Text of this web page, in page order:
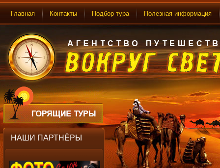
Главная Контакты Подбор тура Полезная информация
НАШИ ПАРТНЁРЫ